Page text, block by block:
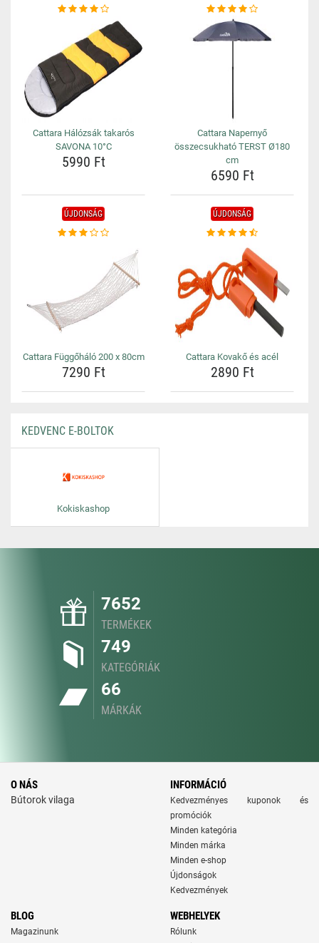
Cattara Hálózsák takarós
SAVONA 10°C
5990 Ft
Cattara Napernyő
összecsukható TERST Ø180
cm
6590 Ft
ÚJDONSÁG
Cattara Függőháló 200 x 80cm
7290 Ft
ÚJDONSÁG
Cattara Kovakő és acél
2890 Ft
KEDVENC E-BOLTOK
Kokiskashop
7652
TERMÉKEK
749
KATEGÓRIÁK
66
MÁRKÁK
O NÁS
Bútorok vilaga
INFORMÁCIÓ
Kedvezményes kuponok és
promóciók
Minden kategória
Minden márka
Minden e-shop
Újdonságok
Kedvezmények
BLOG
Magazinunk
WEBHELYEK
Rólunk